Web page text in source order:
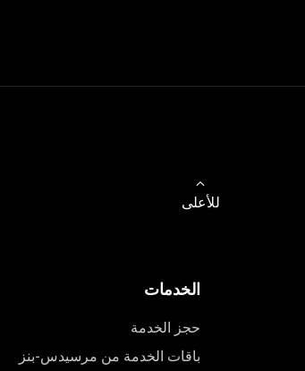
للأعلى
الخدمات
حجز الخدمة
باقات الخدمة من مرسيدس-بنز